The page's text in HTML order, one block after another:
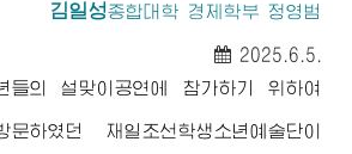
김일성종합대학 경제학부 정영범
2025.6.5.
들의 설맞이공연에 참가하기 위하여
하였던 재일조선학생소년예술단이